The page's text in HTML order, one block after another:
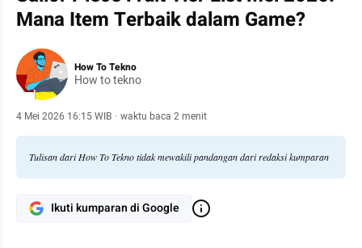
Mana Item Terbaik dalam Game?
How To Tekno
How to tekno
4 Mei 2026 16:15 WIB · waktu baca 2 menit
Tulisan dari How To Tekno tidak mewakili pandangan dari redaksi kumparan
Ikuti kumparan di Google